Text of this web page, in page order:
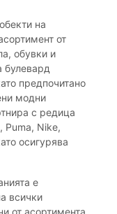
на
от
обувки и
булевард
предпочитано
модни
с редица
Puma, Nike,
осигурява
е
всички
от асортимента